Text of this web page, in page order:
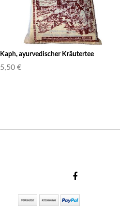
Kaph, ayurvedischer Kräutertee
5,50 €